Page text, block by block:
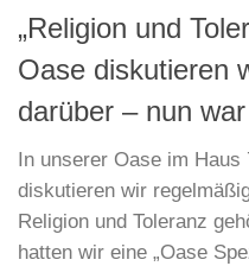
„Religion und
Oase diskutieren
darüber – nun
In unserer Oase im
diskutieren wir
Religion und Toleranz
hatten wir eine „Oase